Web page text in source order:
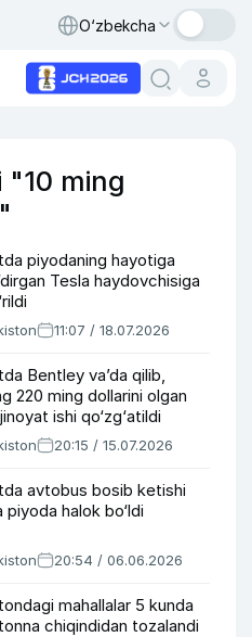
O‘zbekcha
"10 ming
piyodaning hayotiga
Tesla haydovchisiga
11:07 / 18.07.2026
Bentley va’da qilib,
220 ming dollarini olgan
ishi qo‘zg‘atildi
20:15 / 15.07.2026
avtobus bosib ketishi
halok bo‘ldi
20:54 / 06.06.2026
mahallalar 5 kunda
chiqindidan tozalandi